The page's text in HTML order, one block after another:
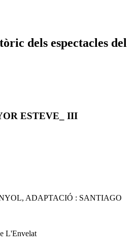
dels espectacles del
ESTEVE_ III
ADAPTACIÓ : SANTIAGO
L'Envelat